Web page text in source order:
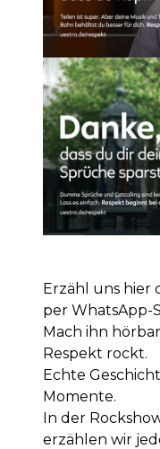
Erzähl uns hier
per WhatsApp-
Mach ihn
Respekt rockt.
Echte
Momente.
In der
erzählen wir